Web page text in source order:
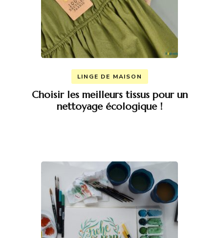
LINGE DE MAISON
Choisir les meilleurs tissus pour un
nettoyage écologique !